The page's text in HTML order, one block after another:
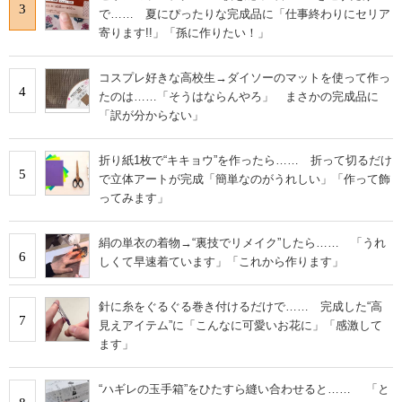
3
で…… 夏にぴったりな完成品に「仕事終わりにセリア
寄ります!!」「孫に作りたい！」
4
コスプレ好きな高校生→ダイソーのマットを使って作っ
たのは……「そうはならんやろ」 まさかの完成品に
「訳が分からない」
5
折り紙1枚で“キキョウ”を作ったら…… 折って切るだけ
で立体アートが完成「簡単なのがうれしい」「作って飾
ってみます」
6
絹の単衣の着物→“裏技でリメイク”したら…… 「うれ
しくて早速着ています」「これから作ります」
7
針に糸をぐるぐる巻き付けるだけで…… 完成した“高
見えアイテム”に「こんなに可愛いお花に」「感激して
ます」
“ハギレの玉手箱”をひたすら縫い合わせると…… 「と